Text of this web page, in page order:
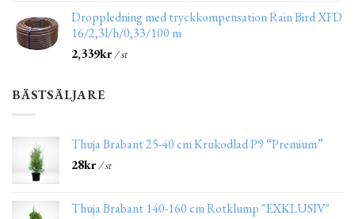
Droppledning med tryckkompensation Rain Bird XFD
16/2,3l/h/0,33/100 m
2,339kr/ st
BÄSTSÄLJARE
Thuja Brabant 25-40 cm Krukodlad P9 “Premium”
28kr/ st
Thuja Brabant 140-160 cm Rotklump "EXKLUSIV"